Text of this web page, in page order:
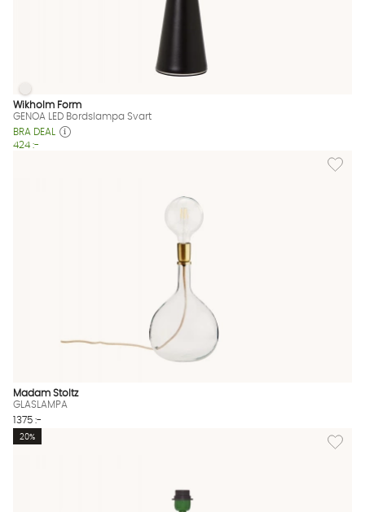
GENOA LED Bordslampa Svart Finns även i dessa färger:
GENOA LED Bordslampa Svart
Wikholm Form
GENOA LED Bordslampa Svart
BRA DEAL
424 :-
Lägg till
Madam Stoltz
GLASLAMPA
1375 :-
Lägg
20%